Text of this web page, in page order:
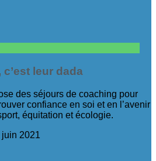
leur dada
des séjours de coaching pour
confiance en soi et en l’avenir
équitation et écologie.
juin 2021